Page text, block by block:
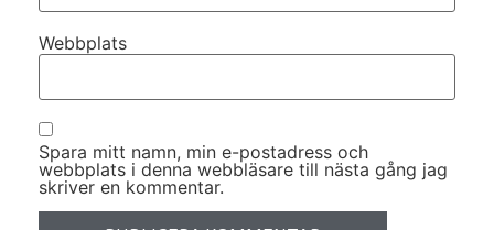
Webbplats
Spara mitt namn, min e-postadress och
webbplats i denna webbläsare till nästa gång jag
skriver en kommentar.